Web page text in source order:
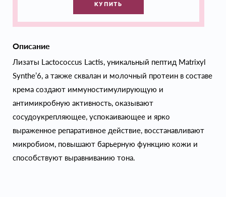
КУПИТЬ
Описание
Лизаты Lactococcus Lactis, уникальный пептид Matrixyl
Synthe’6, а также сквалан и молочный протеин в составе
крема создают иммуностимулирующую и
антимикробную активность, оказывают
сосудоукрепляющее, успокаивающее и ярко
выраженное репаративное действие, восстанавливают
микробиом, повышают барьерную функцию кожи и
способствуют выравниванию тона.